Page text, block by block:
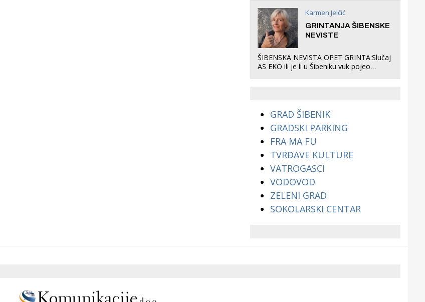
što oni rade u Šibeniku ne postoji
Karmen Jelčić
GRINTANJA ŠIBENSKE
NEVISTE
ŠIBENSKA NEVISTA OPET GRINTA:Slučaj
AS EKO ili je li u Šibeniku vuk pojeo
GRAD ŠIBENIK
GRADSKI PARKING
FRA MA FU
TVRĐAVE KULTURE
VATROGASCI
VODOVOD
ZELENI GRAD
SOKOLARSKI CENTAR